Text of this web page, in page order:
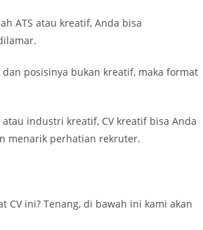
ATS atau kreatif, Anda bisa
posisinya bukan kreatif, maka format
industri kreatif, CV kreatif bisa Anda
menarik perhatian rekruter.
ini? Tenang, di bawah ini kami akan